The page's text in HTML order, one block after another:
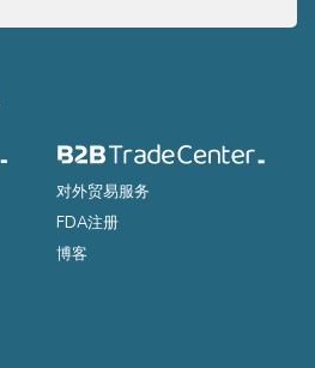
to
对外贸易服务
FDA注册
博客